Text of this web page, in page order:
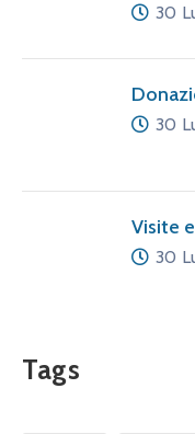
30
30
Visite
30
Tags